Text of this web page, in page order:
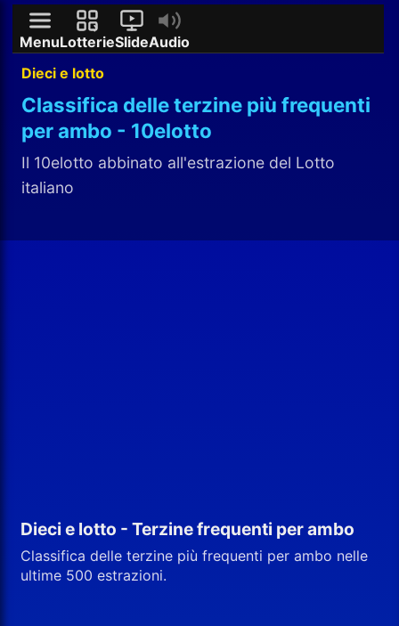
MenuLotterieSlideAudio
Dieci e lotto
Classifica delle terzine più frequenti
per ambo - 10elotto
Il 10elotto abbinato all'estrazione del Lotto
italiano
Dieci e lotto - Terzine frequenti per ambo
Classifica delle terzine più frequenti per ambo nelle
ultime 500 estrazioni.